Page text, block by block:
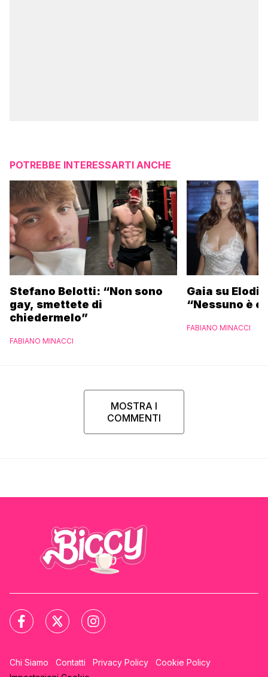
POTREBBE INTERESSARTI ANCHE
Stefano Belotti: “Non sono
gay, smettete di
chiedermelo”
FABIANO MINACCI
Gaia su
“Nessuno è
FABIANO MINACCI
MOSTRA I
COMMENTI
Chi Siamo Contatti Privacy Policy
Cookie Policy